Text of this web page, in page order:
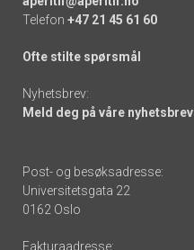
Telefon +47 21 45 61 60
Ofte stilte spørsmål
Nyhetsbrev:
Meld deg på våre nyhetsbrev
Post- og besøksadresse:
Universitetsgata 22
0162 Oslo
Fakturaadresse: